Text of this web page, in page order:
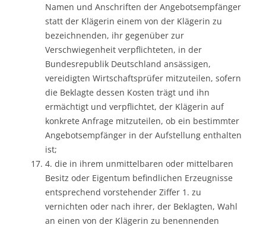
Namen und Anschriften der Angebotsempfänger
statt der Klägerin einem von der Klägerin zu
bezeichnenden, ihr gegenüber zur
Verschwiegenheit verpflichteten, in der
Bundesrepublik Deutschland ansässigen,
vereidigten Wirtschaftsprüfer mitzuteilen, sofern
die Beklagte dessen Kosten trägt und ihn
ermächtigt und verpflichtet, der Klägerin auf
konkrete Anfrage mitzuteilen, ob ein bestimmter
Angebotsempfänger in der Aufstellung enthalten
ist;
4. die in ihrem unmittelbaren oder mittelbaren
Besitz oder Eigentum befindlichen Erzeugnisse
entsprechend vorstehender Ziffer 1. zu
vernichten oder nach ihrer, der Beklagten, Wahl
an einen von der Klägerin zu benennenden